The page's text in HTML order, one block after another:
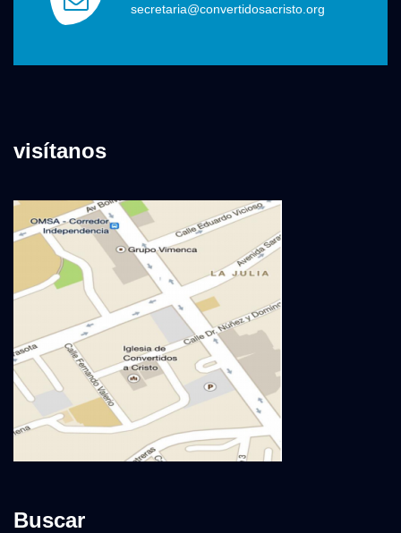
secretaria@convertidosacristo.org
visítanos
Buscar